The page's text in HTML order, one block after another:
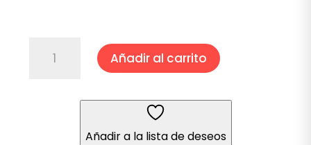
JALAPEÑO
Añadir al carrito
Añadir a la lista de deseos